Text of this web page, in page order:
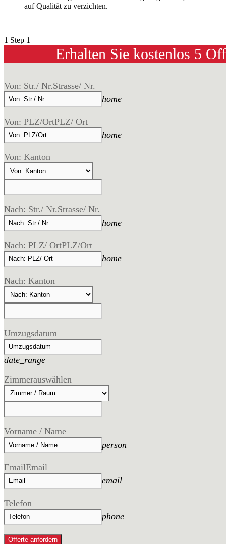
auf Qualität zu verzichten.
1 Step 1
Erhalten Sie kostenlos 5
Von: Str./ Nr.Strasse/ Nr.
home
Von: PLZ/OrtPLZ/ Ort
home
Von: Kanton
Nach: Str./ Nr.Strasse/ Nr.
home
Nach: PLZ/ OrtPLZ/Ort
home
Nach: Kanton
Umzugsdatum
date_range
Zimmerauswählen
Vorname / Name
person
EmailEmail
email
Telefon
phone
Offerte anfordern